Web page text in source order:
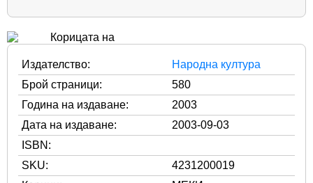
Издателство:
Народна култура
Брой страници:
580
Година на издаване:
2003
Дата на издаване:
2003-09-03
ISBN:
SKU:
4231200019